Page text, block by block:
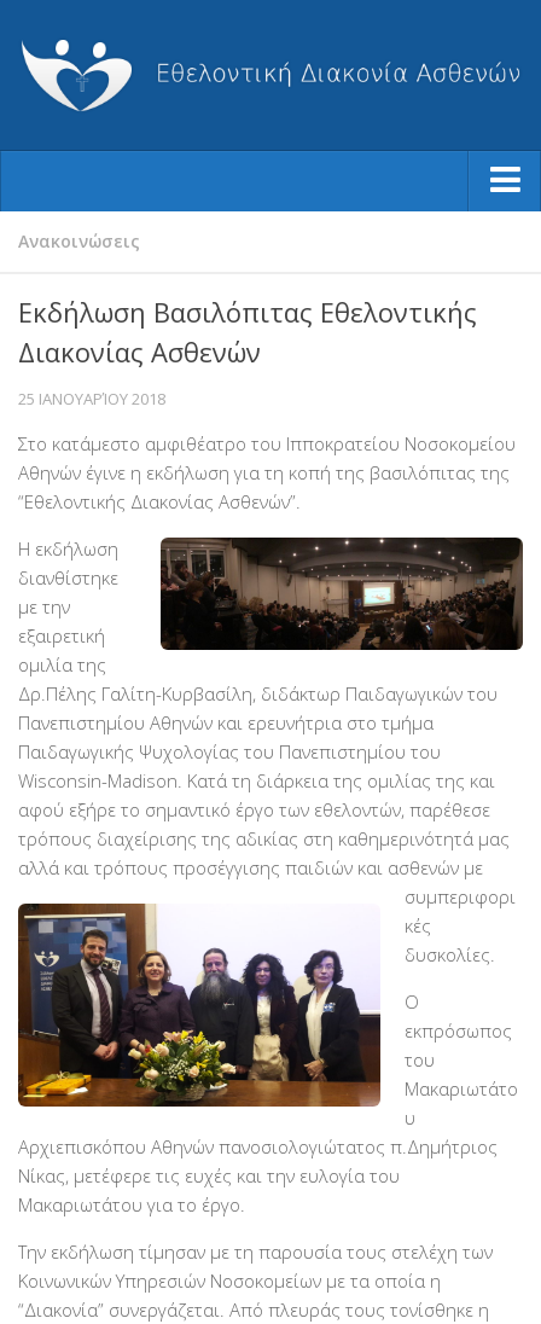
Ποιοι Είμαστε
Η Ιστορία μας
Ο Σύλλογος
Το Διοικητικό Συμβούλιο
Καταστατικό
Ισολογισμοί-Απολογισμοί
Βραβεύσεις
Εθελοντές
Γίνε εθελοντής
Εκπαίδευση
Θεωρητική
Πρακτική
Υποστήριξη
Εποπτεία
Εμπειρίες
Μικρές ιστορίες
Στήριξέ μας
Με τραπεζική κατάθεση
PayPal
Δράσεις
Τομείς
Διακονία Κατ οίκον
Φιλοξενία Κατ οίκον
Ανακοινώσεις
Εκδήλωση Βασιλόπιτας Εθελοντικής
Διακονίας Ασθενών
25 ΙΑΝΟΥΑΡΊΟΥ 2018
Στο κατάμεστο αμφιθέατρο του Ιπποκρατείου Νοσοκομείου
Αθηνών έγινε η εκδήλωση για τη κοπή της βασιλόπιτας της
“Εθελοντικής Διακονίας Ασθενών”.
Η εκδήλωση
διανθίστηκε
με την
εξαιρετική
ομιλία της
Δρ.Πέλης Γαλίτη-Κυρβασίλη, διδάκτωρ Παιδαγωγικών του
Πανεπιστημίου Αθηνών και ερευνήτρια στο τμήμα
Παιδαγωγικής Ψυχολογίας του Πανεπιστημίου του
Wisconsin-Madison. Κατά τη διάρκεια της ομιλίας της και
αφού εξήρε το σημαντικό έργο των εθελοντών, παρέθεσε
τρόπους διαχείρισης της αδικίας στη καθημερινότητά μας
αλλά και τρόπους προσέγγισης παιδιών και ασθενών με
συμπεριφορι
κές
δυσκολίες.
Ο
εκπρόσωπος
του
Μακαριωτάτο
υ
Αρχιεπισκόπου Αθηνών πανοσιολογιώτατος π.Δημήτριος
Νίκας, μετέφερε τις ευχές και την ευλογία του
Μακαριωτάτου για το έργο.
Την εκδήλωση τίμησαν με τη παρουσία τους στελέχη των
Κοινωνικών Υπηρεσιών Νοσοκομείων με τα οποία η
“Διακονία” συνεργάζεται. Από πλευράς τους τονίσθηκε η